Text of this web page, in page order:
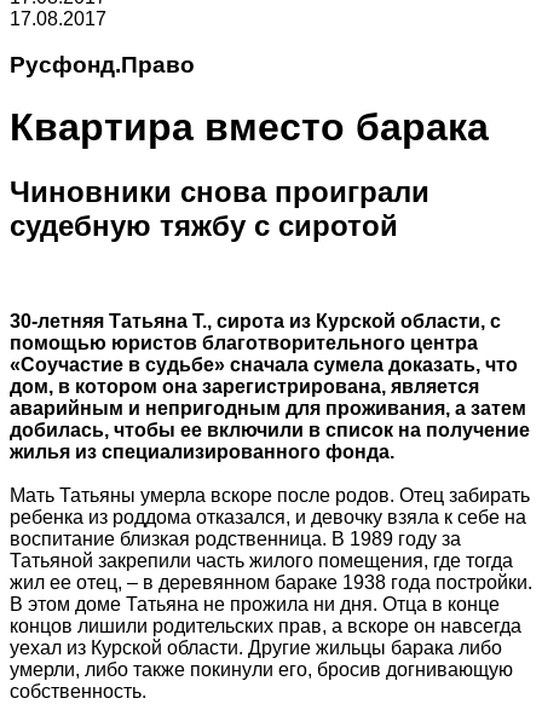
17.08.2017
Русфонд.Право
Квартира вместо барака
Чиновники снова проиграли
судебную тяжбу с сиротой
30-летняя Татьяна Т., сирота из Курской области, с
помощью юристов благотворительного центра
«Соучастие в судьбе» сначала сумела доказать, что
дом, в котором она зарегистрирована, является
аварийным и непригодным для проживания, а затем
добилась, чтобы ее включили в список на получение
жилья из специализированного фонда.
Мать Татьяны умерла вскоре после родов. Отец забирать
ребенка из роддома отказался, и девочку взяла к себе на
воспитание близкая родственница. В 1989 году за
Татьяной закрепили часть жилого помещения, где тогда
жил ее отец, – в деревянном бараке 1938 года постройки.
В этом доме Татьяна не прожила ни дня. Отца в конце
концов лишили родительских прав, а вскоре он навсегда
уехал из Курской области. Другие жильцы барака либо
умерли, либо также покинули его, бросив догнивающую
собственность.